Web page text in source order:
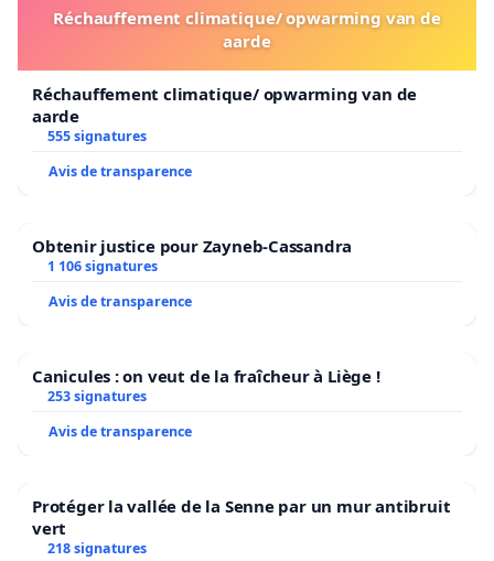
Réchauffement climatique/ opwarming van de
aarde
Réchauffement climatique/ opwarming van de
aarde
555 signatures
Avis de transparence
Obtenir justice pour Zayneb-Cassandra
1 106 signatures
Avis de transparence
Canicules : on veut de la fraîcheur à Liège !
253 signatures
Avis de transparence
Protéger la vallée de la Senne par un mur antibruit
vert
218 signatures